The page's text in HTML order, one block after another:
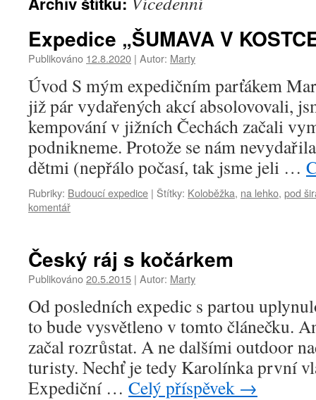
Expedice „ŠUMAVA V
Publikováno 12.8.2020 | Autor: Marty
Úvod S mým expedičním parťákem
již pár vydařených akcí absolovovali,
kempování v jižních Čechách začali
podnikneme. Protože se nám
dětmi (nepřálo počasí, tak jsme jeli …
Rubriky: Budoucí expedice | Štítky: Koloběžka, na lehko, pod
komentář
Český ráj s kočárkem
Publikováno20.5.2015 | Autor: Marty
Od posledních expedic s partou
to bude vysvětleno v tomto článečku.
začal rozrůstat. A ne dalšími outdoor
turisty. Nechť je tedy Karolínka první
Expediční … Celý příspěvek →